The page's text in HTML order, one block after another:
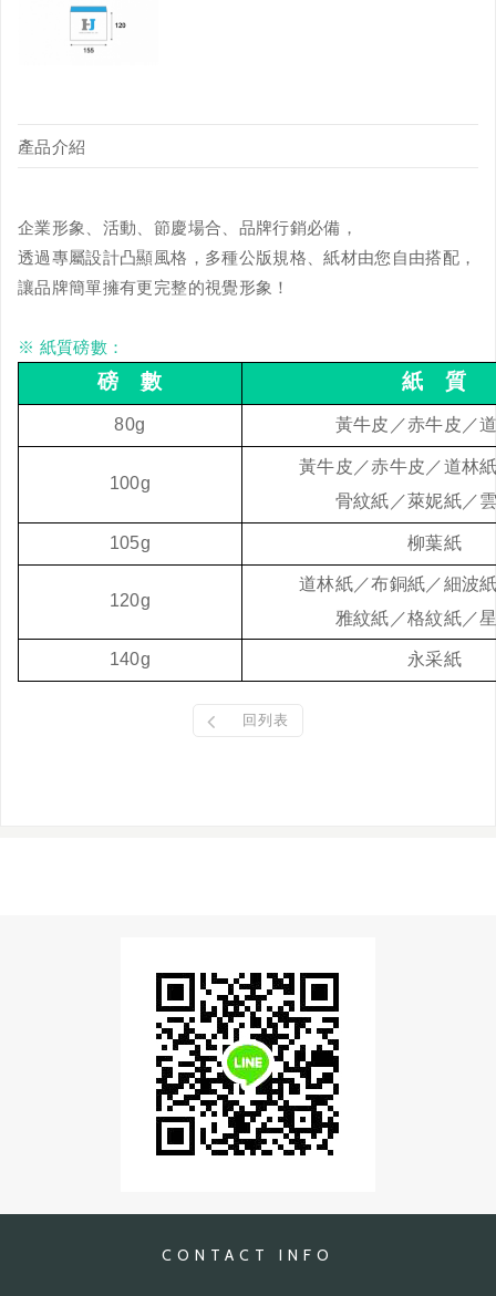
產品介紹
企業形象、活動、節慶場合、品牌行銷必備，
透過專屬設計凸顯風格，多種公版規格、紙材由您自由搭配，
讓品牌簡單擁有更完整的視覺形象！
※ 紙質磅數：
磅 數 紙 質
80g 黃牛皮／赤牛皮／
100g
黃牛皮／赤牛皮／道林
骨紋紙／萊妮紙／
105g 柳葉紙
120g
道林紙／布銅紙／細波
雅紋紙／格紋紙／
140g 永采紙
回列表
CONTACT INFO